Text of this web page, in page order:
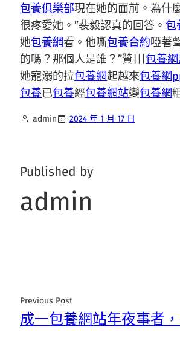
包養俱樂部現在她的面前。為什
很疼愛她。”裴毅認真的回答。 包
她包養網看。他嘶包養合約啞著
的嗎？那個人是誰？”贊||| 包養
她寵溺的拉包養網起越來包養網
包養已包養經包養網站變包養網
admin 2024 年 1 月 17 日
Published by
admin
Previous Post
成一包養網站年夜事者